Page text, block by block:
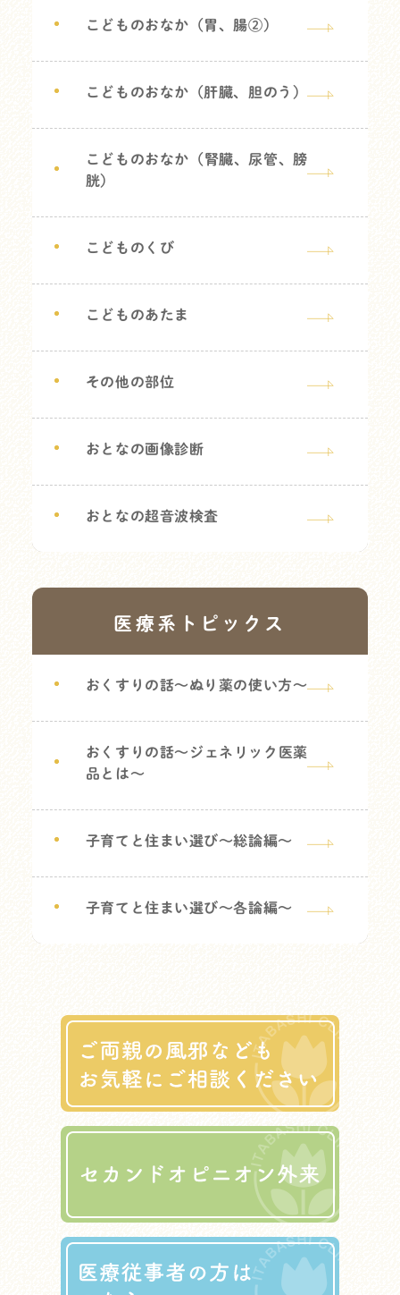
こどものおなか（胃、腸②）
こどものおなか（肝臓、胆のう）
こどものおなか（腎臓、尿管、膀
胱）
こどものくび
こどものあたま
その他の部位
おとなの画像診断
おとなの超音波検査
医療系トピックス
おくすりの話～ぬり薬の使い方～
おくすりの話～ジェネリック医薬
品とは～
子育てと住まい選び～総論編～
子育てと住まい選び～各論編～